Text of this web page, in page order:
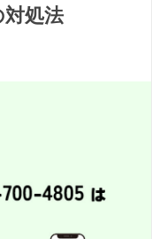
処法